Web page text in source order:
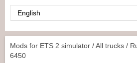
Mods for ETS 2 simulator /All trucks /
6450